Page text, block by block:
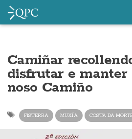
Camiñar
disfrutar e manter
noso Camiño
FISTERRA MUXÍA COSTA DA